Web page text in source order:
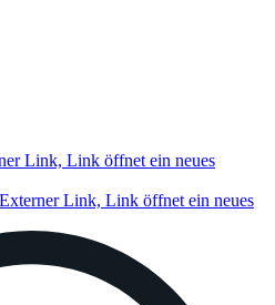
Link, Link öffnet ein neues
Link, Link öffnet ein neues